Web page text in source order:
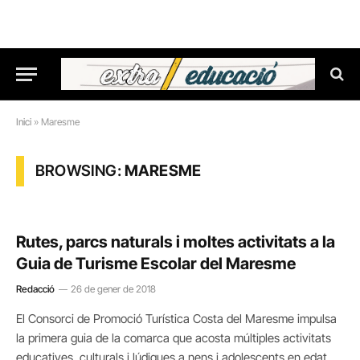
Inici » Maresme
BROWSING:MARESME
Rutes, parcs naturals i moltes activitats a la
Guia de Turisme Escolar del Maresme
Redacció 26 de gener de 2018
El Consorci de Promoció Turística Costa del Maresme impulsa
la primera guia de la comarca que acosta múltiples activitats